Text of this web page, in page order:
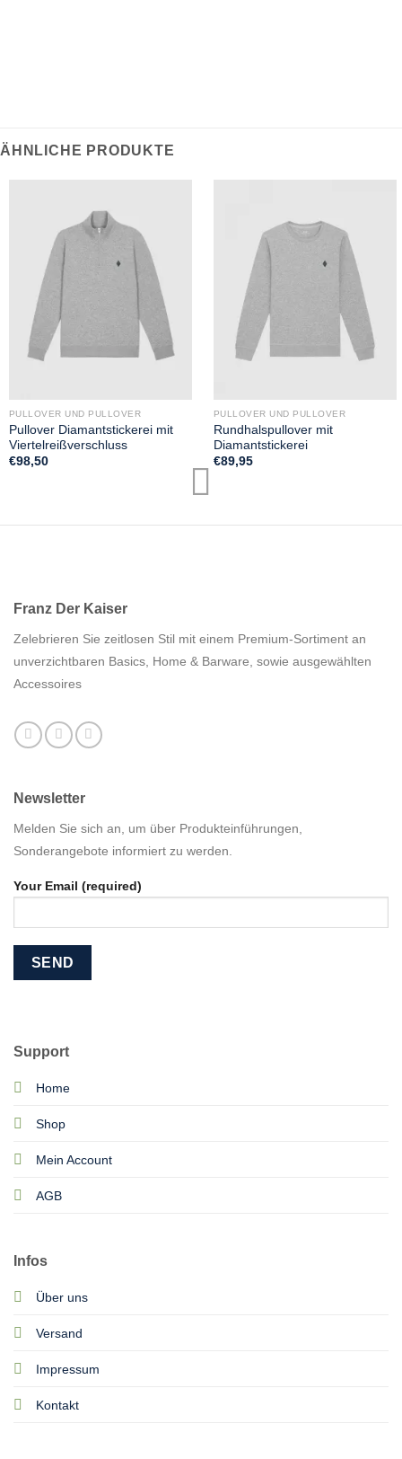
ÄHNLICHE PRODUKTE
PULLOVER UND PULLOVER
Pullover Diamantstickerei mit
Viertelreißverschluss
€98,50
PULLOVER UND PULLOVER
Rundhalspullover mit
Diamantstickerei
€89,95
Franz Der Kaiser
Zelebrieren Sie zeitlosen Stil mit einem Premium-Sortiment an
unverzichtbaren Basics, Home & Barware, sowie ausgewählten
Accessoires
Support
Home
Shop
Mein Account
AGB
Infos
Über uns
Versand
Impressum
Kontakt
Newsletter
Melden Sie sich an, um über Produkteinführungen,
Sonderangebote informiert zu werden.
Your Email (required)